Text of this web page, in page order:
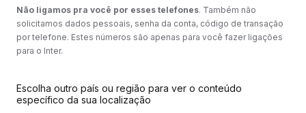
Não ligamos pra você por esses telefones. Também não
solicitamos dados pessoais, senha da conta, código de transação
por telefone. Estes números são apenas para você fazer ligações
para o Inter.
Escolha outro país ou região para ver o conteúdo
específico da sua localização